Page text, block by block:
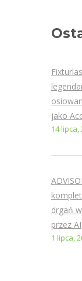
jako
14 lipca,
drgań
przez AI
1 lipca,